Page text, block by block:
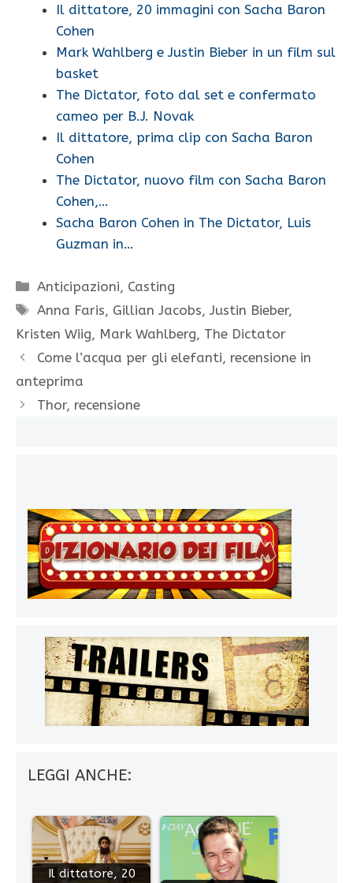
Il dittatore, 20 immagini con Sacha Baron
Cohen
Mark Wahlberg e Justin Bieber in un film sul
basket
The Dictator, foto dal set e confermato
cameo per B.J. Novak
Il dittatore, prima clip con Sacha Baron
Cohen
The Dictator, nuovo film con Sacha Baron
Cohen,…
Sacha Baron Cohen in The Dictator, Luis
Guzman in…
Categorie
Anticipazioni, Casting
Tag
Anna Faris, Gillian Jacobs,Justin Bieber,
Kristen Wiig, Mark Wahlberg, The Dictator
Come l’acqua per gli elefanti, recensione in
anteprima
Thor, recensione
LEGGI ANCHE:
Il dittatore, 20